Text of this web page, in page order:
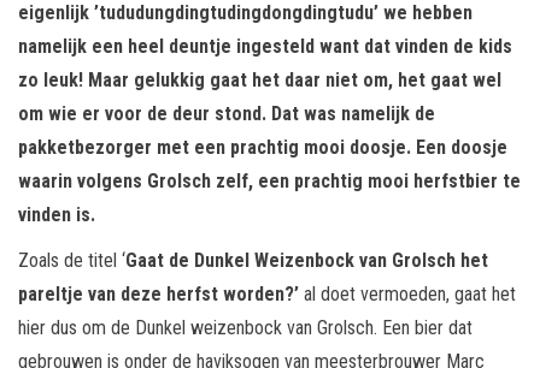
eigenlijk ’tududungdingtudingdongdingtudu’ we hebben
namelijk een heel deuntje ingesteld want dat vinden de kids
zo leuk! Maar gelukkig gaat het daar niet om, het gaat wel
om wie er voor de deur stond. Dat was namelijk de
pakketbezorger met een prachtig mooi doosje. Een doosje
waarin volgens Grolsch zelf, een prachtig mooi herfstbier te
vinden is.
Zoals de titel ‘Gaat de Dunkel Weizenbock van Grolsch het
pareltje van deze herfst worden?’ al doet vermoeden, gaat het
hier dus om de Dunkel weizenbock van Grolsch. Een bier dat
gebrouwen is onder de haviksogen van meesterbrouwer Marc